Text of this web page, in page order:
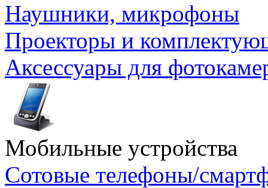
Наушники, микрофоны
Проекторы и
Аксессуары для
Мобильные устройства
Сотовые телефоны/